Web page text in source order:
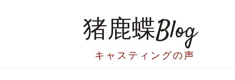
猪鹿蝶Blog
キャスティングの声